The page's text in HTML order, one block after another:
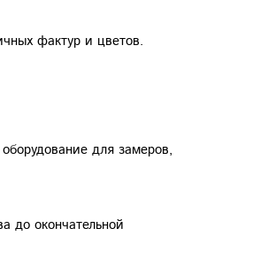
фактур и цветов.
для замеров,
до окончательной